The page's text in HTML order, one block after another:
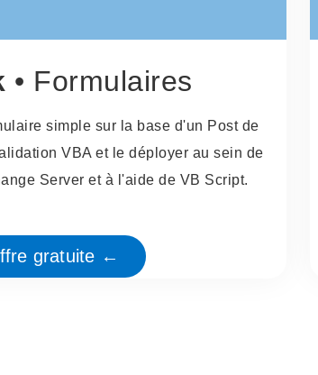
• Formulaires
simple sur la base d'un Post de
VBA et le déployer au sein de
Server et à l'aide de VB Script.
gratuite ←